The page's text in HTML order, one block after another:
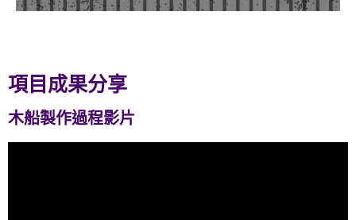
項目成果分享
木船製作過程影片